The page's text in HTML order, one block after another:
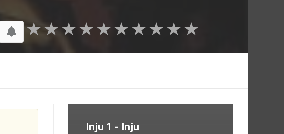
★
★
★
★
★
★
★
★
★
★
Inju 1 - Inju